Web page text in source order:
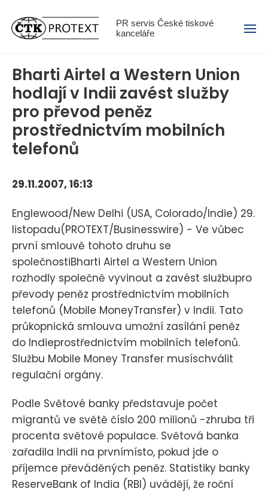
PR servis České tiskové
kanceláře
Menu
Bharti Airtel a Western Union
hodlají v Indii zavést služby
pro převod peněz
prostřednictvím mobilních
telefonů
29.11.2007, 16:13
Englewood/New Delhi (USA, Colorado/Indie) 29.
listopadu(PROTEXT/Businesswire) - Ve vůbec
první smlouvě tohoto druhu se
společnostiBharti Airtel a Western Union
rozhodly společně vyvinout a zavést službupro
převody peněz prostřednictvím mobilních
telefonů (Mobile MoneyTransfer) v Indii. Tato
průkopnická smlouva umožní zasílání peněz
do Indieprostřednictvím mobilních telefonů.
Službu Mobile Money Transfer musíschválit
regulační orgány.
Podle Světové banky představuje počet
migrantů ve světě číslo 200 milionů -zhruba tři
procenta světové populace. Světová banka
zařadila Indii na prvnímísto, pokud jde o
příjemce převáděných peněz. Statistiky banky
ReserveBank of India (RBI) uvádějí, že roční